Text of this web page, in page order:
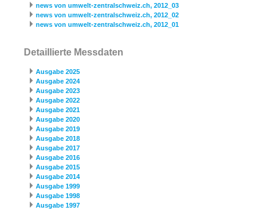
news von umwelt-zentralschweiz.ch, 2012_03
news von umwelt-zentralschweiz.ch, 2012_02
news von umwelt-zentralschweiz.ch, 2012_01
Detaillierte Messdaten
Ausgabe 2025
Ausgabe 2024
Ausgabe 2023
Ausgabe 2022
Ausgabe 2021
Ausgabe 2020
Ausgabe 2019
Ausgabe 2018
Ausgabe 2017
Ausgabe 2016
Ausgabe 2015
Ausgabe 2014
Ausgabe 1999
Ausgabe 1998
Ausgabe 1997